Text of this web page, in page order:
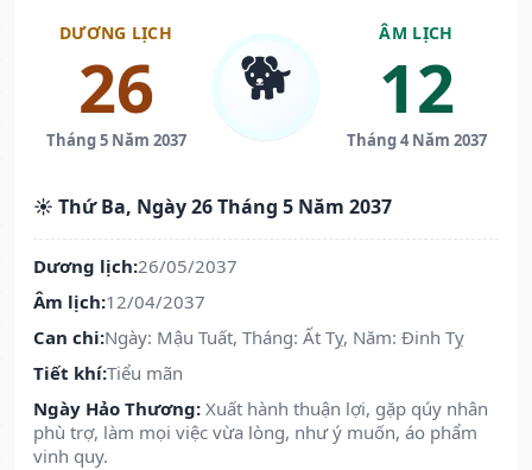
DƯƠNG LỊCH
26
Tháng 5 Năm 2037
🐕
ÂM LỊCH
12
Tháng 4 Năm 2037
☀️ Thứ Ba, Ngày 26 Tháng 5 Năm 2037
Dương lịch:26/05/2037
Âm lịch:12/04/2037
Can chi:Ngày: Mậu Tuất, Tháng: Ất Tỵ, Năm: Đinh Tỵ
Tiết khí:Tiểu mãn
Ngày Hảo Thương: Xuất hành thuận lợi, gặp qúy nhân
phù trợ, làm mọi việc vừa lòng, như ý muốn, áo phẩm
vinh quy.